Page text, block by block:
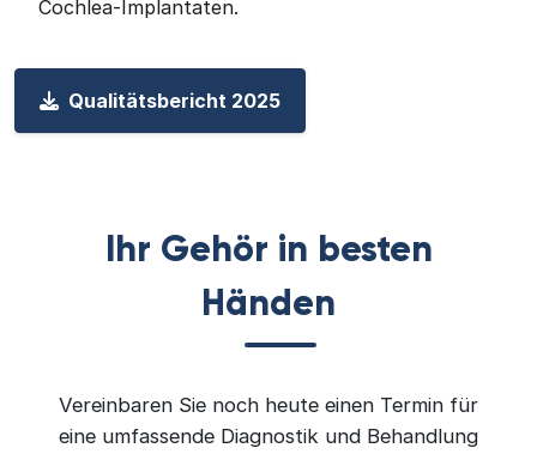
Cochlea-Implantaten.
Qualitätsbericht 2025
Ihr Gehör in besten
Händen
Vereinbaren Sie noch heute einen Termin für
eine umfassende Diagnostik und Behandlung